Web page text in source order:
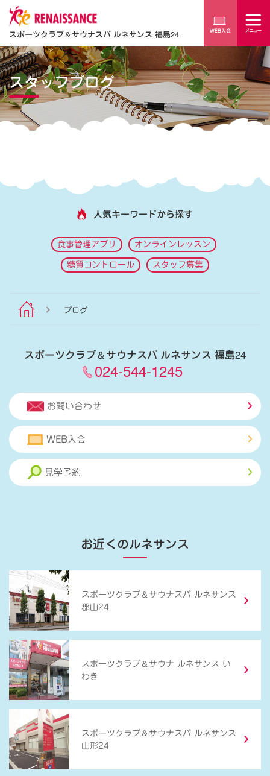
スポーツクラブ＆サウナスパ ルネサンス 福島24
スタッフブログ
人気キーワードから探す
食事管理アプリ オンラインレッスン
糖質コントロール スタッフ募集
ブログ
スポーツクラブ＆サウナスパ ルネサンス 福島24
024-544-1245
お問い合わせ
WEB入会
見学予約
お近くのルネサンス
スポーツクラブ ＆ サウナスパ ルネサンス
郡山24
スポーツクラブ ＆ サウナ ルネサンス い
わき
スポーツクラブ ＆ サウナスパ ルネサンス
山形24